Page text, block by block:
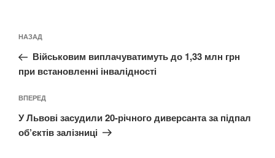
записів
Попередній
запис:
НАЗАД
Військовим виплачуватимуть до 1,33 млн грн
при встановленні інвалідності
Наступний
запис
ВПЕРЕД
У Львові засудили 20-річного диверсанта за підпал
об’єктів залізниці